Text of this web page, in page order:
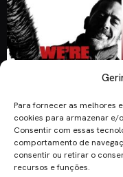
Para fornecer as melhores
cookies para armazenar e/
Consentir com essas
comportamento de
consentir ou retirar o
recursos e funções.